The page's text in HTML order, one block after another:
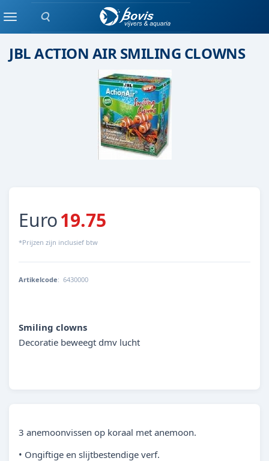
Zoeken
MenuBeeldje
JBL ACTION AIR SMILING CLOWNS
Euro19.75
*Prijzen zijn inclusief btw
Artikelcode: 6430000
Smiling clowns
Decoratie beweegt dmv lucht
3 anemoonvissen op koraal met anemoon.
• Ongiftige en slijtbestendige verf.